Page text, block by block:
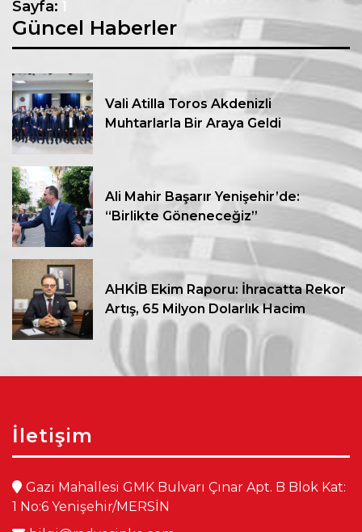
Sayfa:
Güncel Haberler
Vali Atilla Toros Akdenizli
Muhtarlarla Bir Araya Geldi
Ali Mahir Başarır Yenişehir’de:
“Birlikte Göneneceğiz”
AHKİB Ekim Raporu: İhracatta Rekor
Artış, 65 Milyon Dolarlık Hacim
İletişim
Gazi Mahallesi GMK Bulvarı Çınar Apt. B Blok Kat:
1 No:6 Yenişehir/MERSİN